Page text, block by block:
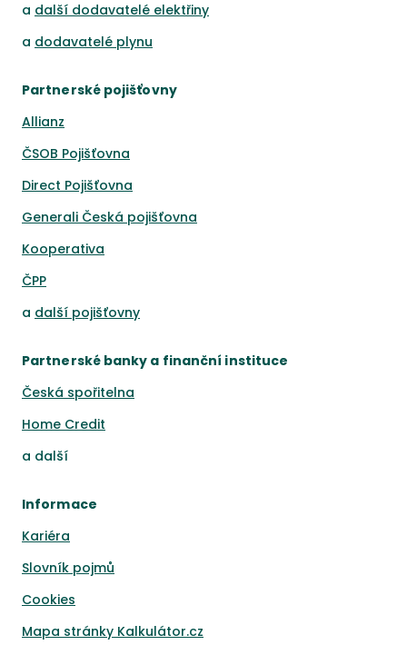
a další dodavatelé elektřiny
a dodavatelé plynu
Partnerské pojišťovny
Allianz
ČSOB Pojišťovna
Direct Pojišťovna
Generali Česká pojišťovna
Kooperativa
ČPP
a další pojišťovny
Partnerské banky a finanční instituce
Česká spořitelna
Home Credit
a další
Informace
Kariéra
Slovník pojmů
Cookies
Mapa stránky Kalkulátor.cz